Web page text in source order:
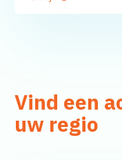
Vind een
uw regio